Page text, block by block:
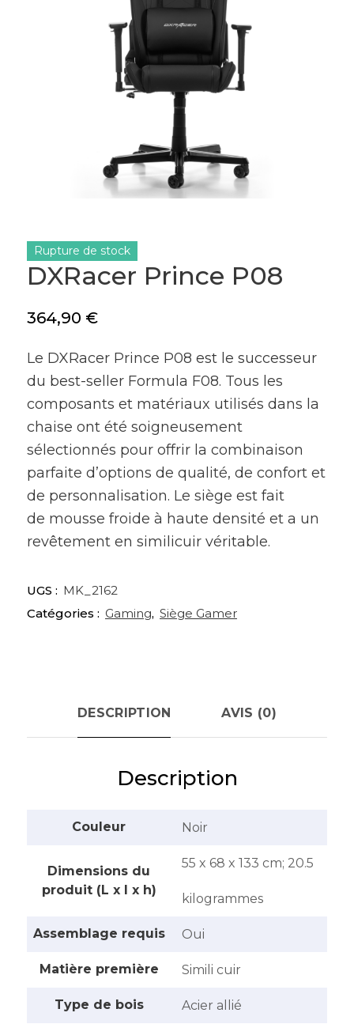
DXRacer Prince P08
364,90 €
Le DXRacer Prince P08 est le successeur
du best-seller Formula F08. Tous les
composants et matériaux utilisés dans la
chaise ont été soigneusement
sélectionnés pour offrir la combinaison
parfaite d’options de qualité, de confort et
de personnalisation. Le siège est fait
de mousse froide à haute densité et a un
revêtement en similicuir véritable.
Rupture de stock
UGS : MK_2162
Catégories : Gaming, Siège Gamer
DESCRIPTION AVIS (0)
Description
Couleur ‎Noir
Dimensions du
produit (L x l x h)
‎55 x 68 x 133 cm; 20.5
kilogrammes
Assemblage requis ‎Oui
Matière première ‎Simili cuir
Type de bois
‎Acier allié